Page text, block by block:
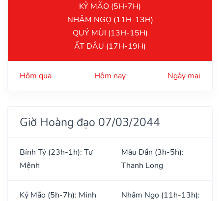
KỶ MÃO (5H-7H)
NHÂM NGỌ (11H-13H)
QUÝ MÙI (13H-15H)
ẤT DẬU (17H-19H)
Hôm qua Hôm nay Ngày mai
Giờ Hoàng đạo 07/03/2044
Bính Tý (23h-1h): Tư
Mệnh
Mậu Dần (3h-5h):
Thanh Long
Kỷ Mão (5h-7h): Minh
Nhâm Ngọ (11h-13h):